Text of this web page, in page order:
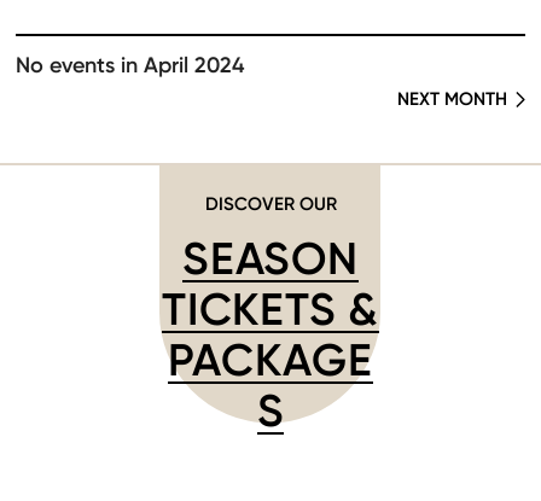
No events in April 2024
NEXT MONTH
DISCOVER OUR
SEASON
TICKETS &
PACKAGE
S